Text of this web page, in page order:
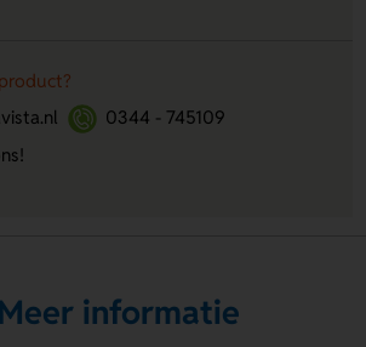
0344 - 745109
Meer informatie